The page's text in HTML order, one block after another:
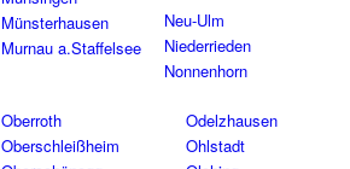
Münsterhausen
Murnau a.Staffelsee
Neu-Ulm
Niederrieden
Nonnenhorn
Oberroth
Oberschleißheim
Odelzhausen
Ohlstadt